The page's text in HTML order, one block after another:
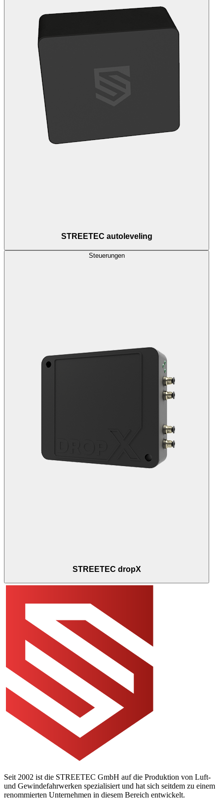
STREETEC autoleveling
Steuerungen
STREETEC dropX
Seit 2002 ist die STREETEC GmbH auf die Produktion von Luft-
und Gewindefahrwerken spezialisiert und hat sich seitdem zu einem
renommierten Unternehmen in diesem Bereich entwickelt.